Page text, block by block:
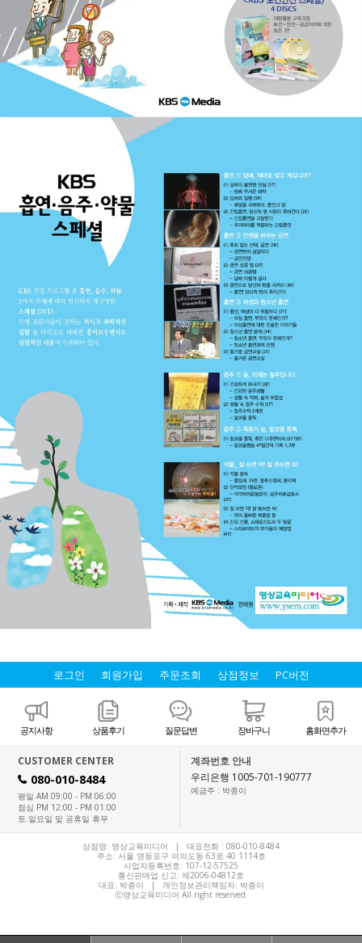
로그인 회원가입 주문조회 상점정보 PC버전
공지사항 상품후기 질문답변 장바구니 홈화면추가
CUSTOMER CENTER
H 080-010-8484
평일 AM 09:00 - PM 06:00
점심 PM 12:00 - PM 01:00
토.일요일 및 공휴일 휴무
계좌번호 안내
우리은행 1005-701-190777
예금주 : 박종이
상점명: 영상교육미디어 | 대표전화 : 080-010-8484
주소: 서울 영등포구 여의도동 63로 40 1114호
사업자등록번호: 107-12-57525
통신판매업 신고: 제2006-04812호
대표: 박종이 | 개인정보관리책임자: 박종이
ⓒ영상교육미디어 All right reserved.